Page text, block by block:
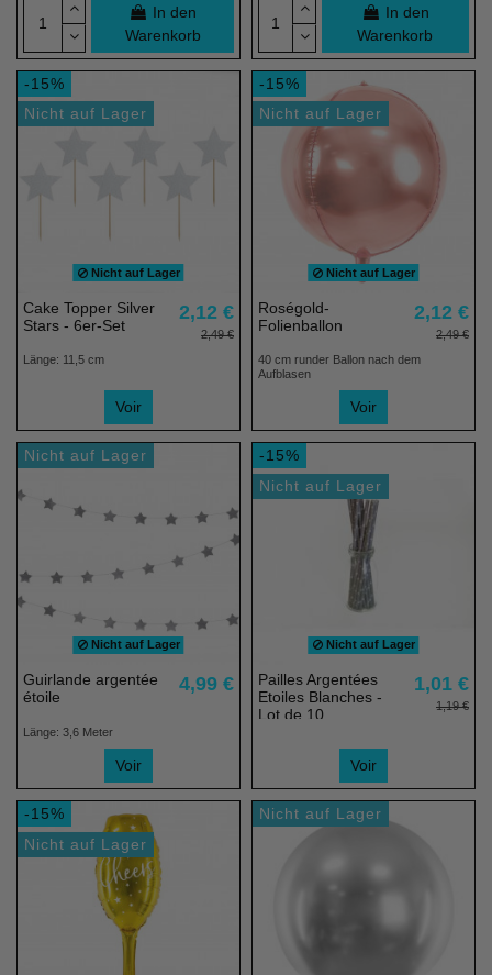
In den
Warenkorb
In den
Warenkorb
-15%
Nicht auf Lager
Nicht auf Lager
Cake Topper Silver
Stars - 6er-Set
2,12 €
2,49 €
Länge: 11,5 cm
Voir
-15%
Nicht auf Lager
Nicht auf Lager
Roségold-
Folienballon
2,12 €
2,49 €
40 cm runder Ballon nach dem
Aufblasen
Voir
Nicht auf Lager
Nicht auf Lager
Guirlande argentée
étoile
4,99 €
Länge: 3,6 Meter
Voir
-15%
Nicht auf Lager
Nicht auf Lager
Pailles Argentées
Etoiles Blanches -
Lot de 10
1,01 €
1,19 €
Voir
-15%
Nicht auf Lager
Nicht auf Lager